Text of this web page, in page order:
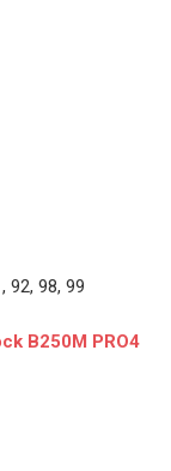
92, 98, 99
B250M PRO4